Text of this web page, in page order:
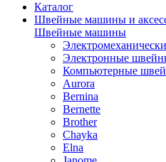
Каталог
Швейные машины и
Швейные машины
Электронные
Компьютерные
Aurora
Bernina
Bernette
Brother
Chayka
Elna